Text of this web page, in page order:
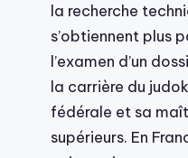
la recherche
s’obtiennent plus
l’examen d’un
la carrière du
fédérale et sa
supérieurs. En